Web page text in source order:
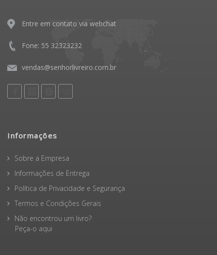
Entre em contato via webchat
Fone: 55 32323232
vendas@senhorlivreiro.com.br
Informações
Sobre a Empresa
Informações de Entrega
Política de Privacidade e Segurança
Termos e Condições Gerais
Não encontrou um livro?
Peça-o aqui